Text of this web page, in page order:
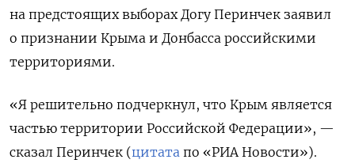
на предстоящих выборах Догу Перинчек заявил
о признании Крыма и Донбасса российскими
территориями.
«Я решительно подчеркнул, что Крым является
частью территории Российской Федерации», —
сказал Перинчек (цитата по «РИА Новости»).